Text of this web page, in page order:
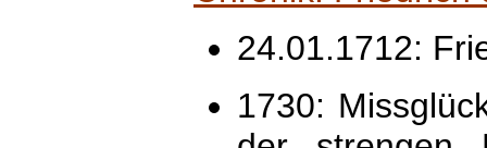
24.01.1712:
1730: